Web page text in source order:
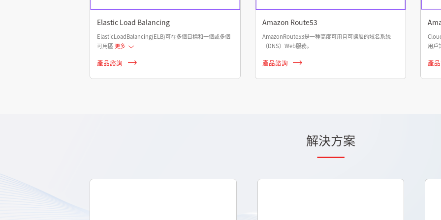
Elastic Load Balancing
ElasticLoadBalancing(ELB)可在多個目標和一個或多個
可用區 更多
產品諮詢
Amazon Route53
AmazonRoute53是一種高度可用且可擴展的域名系統
（DNS）Web服務。
產品諮詢
用戶
產
解決方案